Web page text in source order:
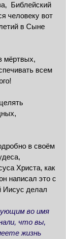
Библейский
человеку вот
в Сыне
мёртвых,
всем
в своём
Христа, как
написал это с
Иисус делал
во имя
что вы,
жизнь